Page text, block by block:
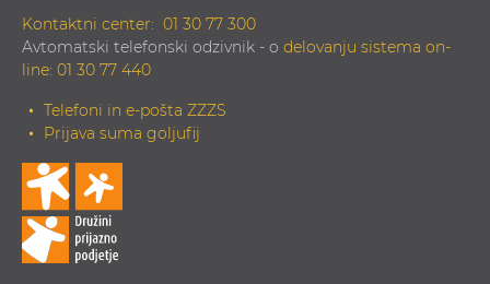
Kontaktni center: 01 30 77 300
Avtomatski telefonski odzivnik - o delovanju sistema on-
line: 01 30 77 440
Telefoni in e-pošta ZZZS
Prijava suma goljufij